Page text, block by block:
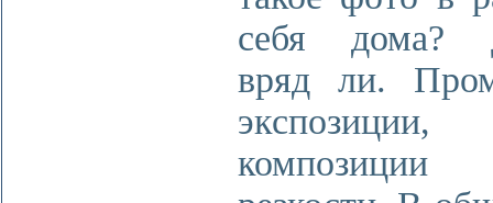
себя дома?
вряд ли.
экспозиции,